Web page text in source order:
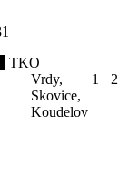
TKO
Vrdy,
Skovice,
Koudelov
1 2